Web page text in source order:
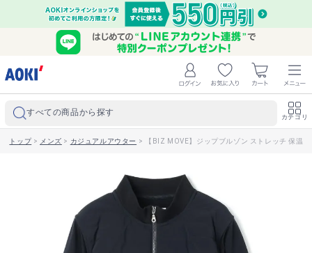
すべての商品から探す カテゴリ
トップ> メンズ > カジュアルアウター > 【BIZ MOVE】ジップブルゾン ストレッチ 保温